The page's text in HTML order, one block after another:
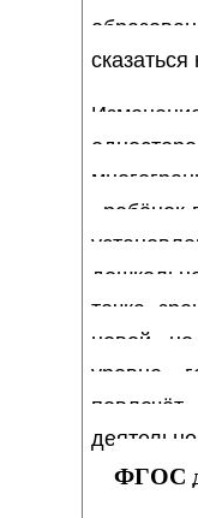
точка
новой,
уровне
ФГОС